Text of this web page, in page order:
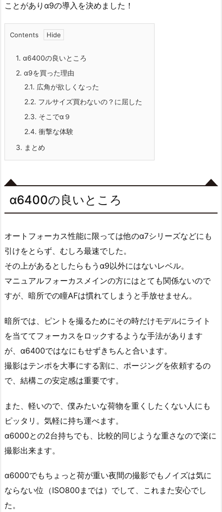
ことがありα9の導入を決めました！
Contents
1. α6400の良いところ
2. α9を買った理由
2.1. 広角が欲しくなった
2.2. フルサイズ買わないの？に屈した
2.3. そこでα９
2.4. 衝撃な体験
3. まとめ
α6400の良いところ
オートフォーカス性能に限っては他のα7シリーズなどにも
引けをとらず、むしろ最速でした。
その上があるとしたらもうα9以外にはないレベル。
マニュアルフォーカスメインの方にはとても関係ないので
すが、暗所での瞳AFは慣れてしまうと手放せません。
暗所では、ピントを撮るためにその時だけモデルにライト
を当ててフォーカスをロックするような手法があります
が、α6400ではなにもせずきちんと合います。
撮影はテンポを大事にする割に、ポージングを依頼するの
で、結構この安定感は重要です。
また、軽いので、僕みたいな荷物を重くしたくない人にも
ピッタリ。気軽に持ち運べます。
α6000との2台持ちでも、比較的同じような重さなので楽に
撮影出来ます。
α6000でもちょっと荷が重い夜間の撮影でもノイズは気に
ならない位（ISO800までは）でして、これまた安心でし
た。